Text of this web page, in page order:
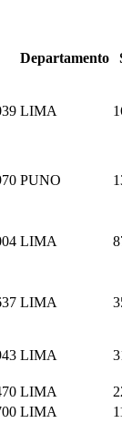
Departamento
LIMA
PUNO
LIMA
LIMA
LIMA
LIMA
LIMA